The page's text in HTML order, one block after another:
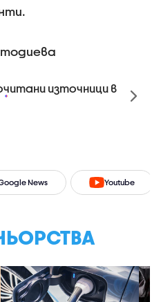
източници в
News Youtube